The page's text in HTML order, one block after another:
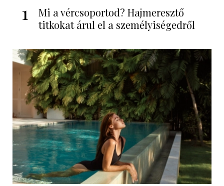
1
Mi a vércsoportod? Hajmeresztő
titkokat árul el a személyiségedről